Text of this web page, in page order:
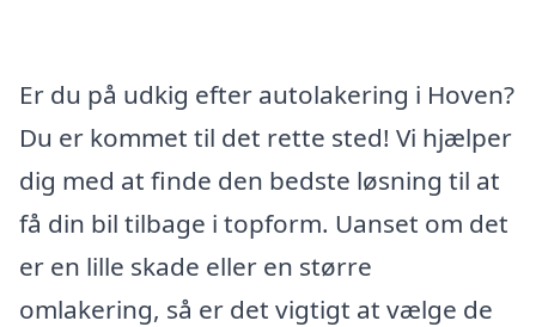
Er du på udkig efter autolakering i Hoven?
Du er kommet til det rette sted! Vi hjælper
dig med at finde den bedste løsning til at
få din bil tilbage i topform. Uanset om det
er en lille skade eller en større
omlakering, så er det vigtigt at vælge de